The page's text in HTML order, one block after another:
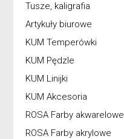
Tusze, kaligrafia
Artykuły biurowe
KUM Temperówki
KUM Pędzle
KUM Linijki
KUM Akcesoria
ROSA Farby akwarelowe
ROSA Farby akrylowe